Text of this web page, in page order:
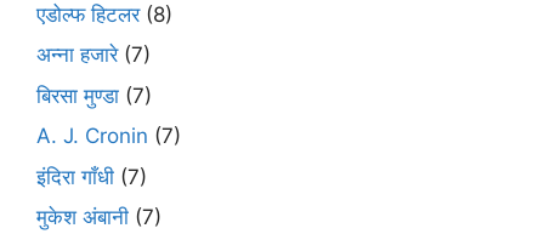
एडोल्फ हिटलर(8)
अन्ना हजारे(7)
बिरसा मुण्डा (7)
A. J. Cronin (7)
इंदिरा गाँधी (7)
मुकेश अंबानी (7)